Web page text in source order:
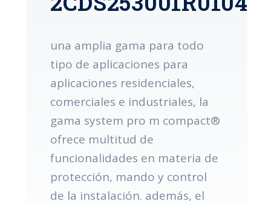
una amplia gama para todo
tipo de aplicaciones para
aplicaciones residenciales,
comerciales e industriales, la
gama system pro m compact®
ofrece multitud de
funcionalidades en materia de
protección, mando y control
de la instalación. además, el